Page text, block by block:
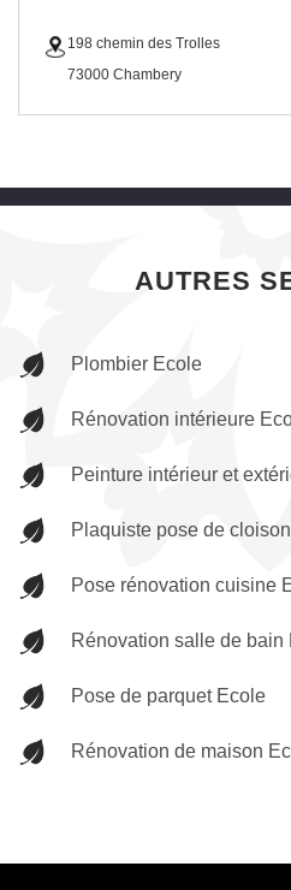
198 chemin des Trolles
73000 Chambery
AUTRES
Plombier Ecole
Rénovation intérieure
Peinture intérieur et
Plaquiste pose de
Pose rénovation cuisine
Rénovation salle de bain
Pose de parquet Ecole
Rénovation de maison